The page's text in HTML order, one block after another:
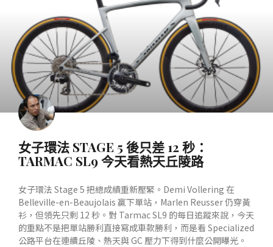
女子環法 STAGE 5 後只差 12 秒：
TARMAC SL9 今天看熱天丘陵路
女子環法 Stage 5 把總成績重新壓緊。Demi Vollering 在
Belleville-en-Beaujolais 贏下單站，Marlen Reusser 仍穿黃
衫，但領先只剩 12 秒。對 Tarmac SL9 的每日追蹤來說，今天
的重點不是把單站勝利直接寫成車款勝利，而是看 Specialized
公路平台在連續丘陵、熱天與 GC 壓力下得到什麼公開曝光。